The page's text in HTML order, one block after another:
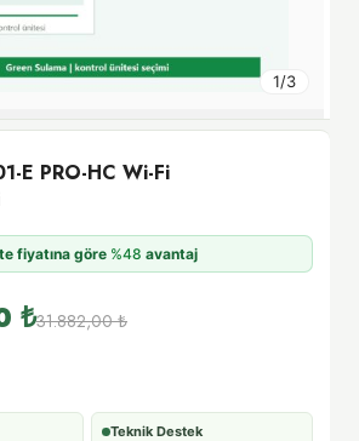
1/3
E PRO-HC Wi-Fi
fiyatına göre %48 avantaj
31.882,00₺
₺
Teknik Destek